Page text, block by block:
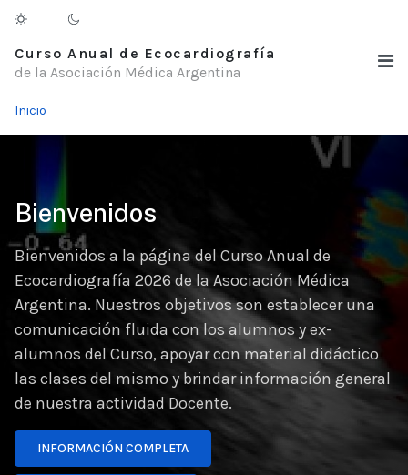
Curso Anual de Ecocardiografía
de la Asociación Médica Argentina
Inicio
Bienvenidos
Bienvenidos a la página del Curso Anual de
Ecocardiografía 2026 de la Asociación Médica
Argentina. Nuestros objetivos son establecer una
comunicación fluida con los alumnos y ex-
alumnos del Curso, apoyar con material didáctico
las clases del mismo y brindar información general
de nuestra actividad Docente.
INFORMACIÓN COMPLETA